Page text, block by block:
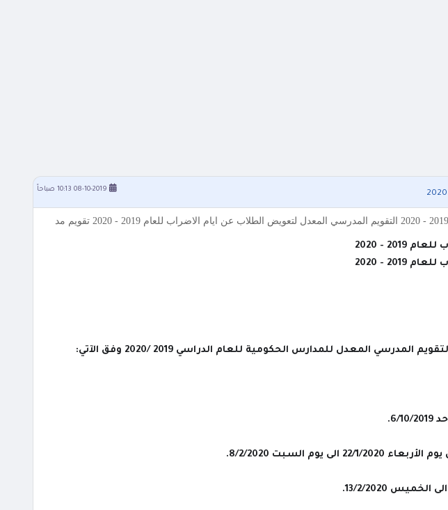
08-10-2019 10:13 صباحاً
- 2020
- 2020
المعدل للمدارس الحكومية للعام الدراسي 2019 /2020 وفق الآتي:
السبت 8/2/2020.